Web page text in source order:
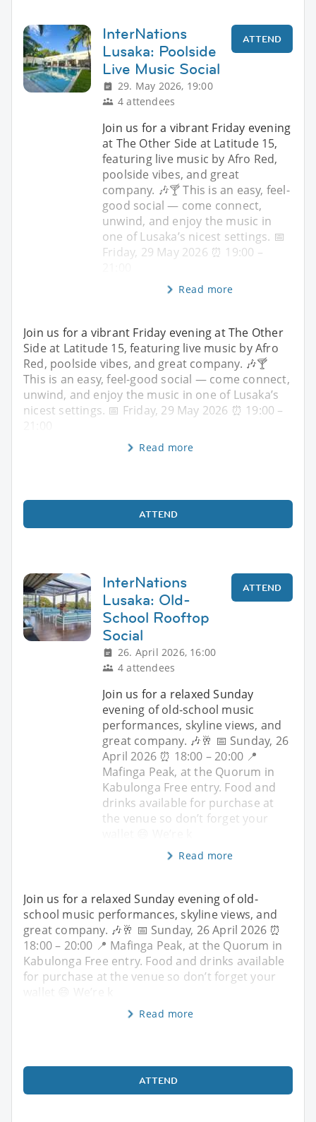
InterNations
Lusaka: Poolside
Live Music Social
29. May 2026, 19:00
4 attendees
ATTEND
Join us for a vibrant Friday evening
at The Other Side at Latitude 15,
featuring live music by Afro Red,
poolside vibes, and great
company. 🎶🍸 This is an easy, feel-
good social — come connect,
unwind, and enjoy the music in
one of Lusaka’s nicest settings. 📅
Friday, 29 May 2026 ⏰ 19:00 –
Read more
Join us for a vibrant Friday evening at The Other
Side at Latitude 15, featuring live music by Afro
Red, poolside vibes, and great company. 🎶🍸
This is an easy, feel-good social — come connect,
unwind, and enjoy the music in one of Lusaka’s
nicest settings. 📅 Friday, 29 May 2026 ⏰ 19:00 –
Read more
ATTEND
InterNations
Lusaka: Old-
School Rooftop
Social
26. April 2026, 16:00
4 attendees
ATTEND
Join us for a relaxed Sunday
evening of old-school music
performances, skyline views, and
great company. 🎶🥂 📅 Sunday, 26
April 2026 ⏰ 18:00 – 20:00 📍
Mafinga Peak, at the Quorum in
Kabulonga Free entry. Food and
drinks available for purchase at
the venue so don’t forget your
Read more
Join us for a relaxed Sunday evening of old-
school music performances, skyline views, and
great company. 🎶🥂 📅 Sunday, 26 April 2026 ⏰
18:00 – 20:00 📍 Mafinga Peak, at the Quorum in
Kabulonga Free entry. Food and drinks available
for purchase at the venue so don’t forget your
wallet 😄 We’re k
Read more
ATTEND